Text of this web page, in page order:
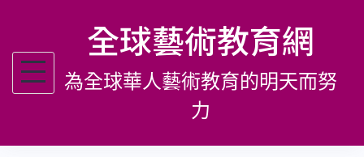
主
全球藝術教育網
為全球華人藝術教育的明天而努
力